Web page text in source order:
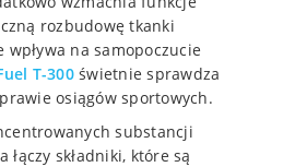
rozbudowę tkanki
na samopoczucie
T-300 świetnie sprawdza
osiągów sportowych.
substancji
składniki, które są